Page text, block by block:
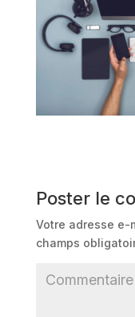
Poster le
Votre adresse e-
champs